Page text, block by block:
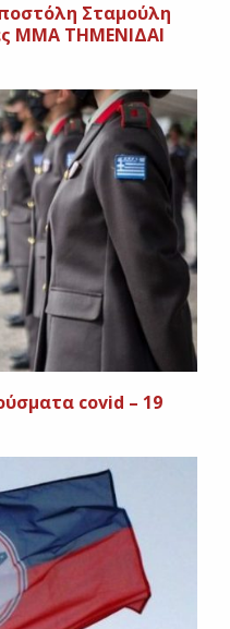
Σταμούλη
ΜΜΑ ΤHMENIΔΑΙ
covid – 19